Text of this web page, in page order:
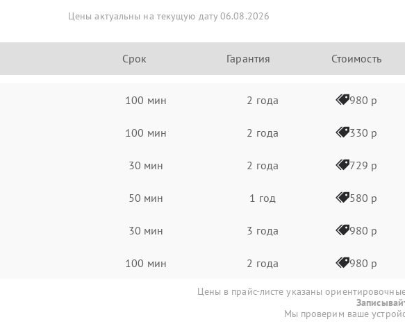
Цены актуальны на текущую дату 06.08.2026
Срок Гарантия Стоимость
100 мин 2 года 980 р
100 мин 2 года 330 р
30 мин 2 года 729 р
50 мин 1 год 580 р
30 мин 3 года 980 р
100 мин 2 года 980 р
Цены в прайс-листе указаны
Мы проверим ваше